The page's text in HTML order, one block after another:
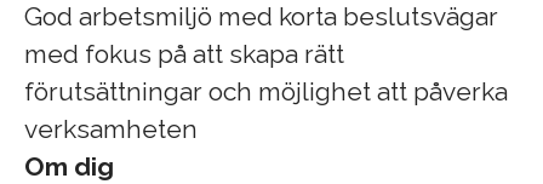
God arbetsmiljö med korta beslutsvägar
med fokus på att skapa rätt
förutsättningar och möjlighet att påverka
verksamheten
Om dig